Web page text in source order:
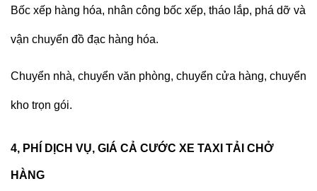
Bốc xếp hàng hóa, nhân công bốc xếp, tháo lắp, phá dỡ và
vận chuyển đồ đạc hàng hóa.
Chuyển nhà, chuyển văn phòng, chuyển cửa hàng, chuyển
kho trọn gói.
4, PHÍ DỊCH VỤ, GIÁ CẢ CƯỚC XE TAXI TẢI CHỞ
HÀNG